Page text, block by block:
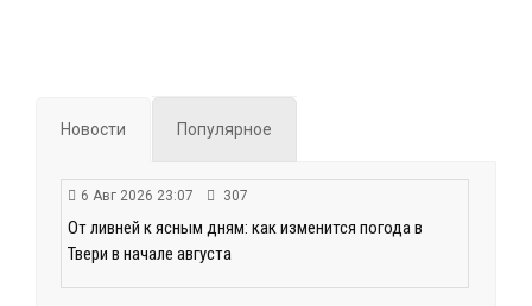
Новости Популярное
6 Авг 2026 23:07 307
От ливней к ясным дням: как изменится погода в
Твери в начале августа